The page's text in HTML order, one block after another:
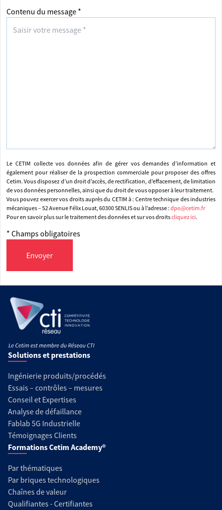
Contenu du message *
Le CETIM collecte vos données afin de gérer vos demandes d’information et
également pour réaliser de la prospection commerciale pour proposer des offres
Cetim. Vous disposez d’un droit d’accès, de rectification, d’effacement, de limitation
de vos données personnelles, ainsi que du droit de vous opposer à leur traitement.
Vous pouvez exercer vos droits auprès du CETIM à : Centre technique des industries
mécaniques – 52 Avenue Félix Louat, 60300 SENLIS ou à l’adresse : dpo@cetim.fr
Pour en savoir plus sur le traitement des données et sur vos droitscliquez ici.
* Champs obligatoires
Envoyer
Solutions et prestations
Ingénierie produits/procédés
Essais – contrôles – mesures
Conseil et Expertises
Analyse de défaillance
Fablab 5G Industrielle
Témoignages Clients
Formations Cetim Academy®
Par thématiques
Par briques technologiques
Chaînes de valeur
Qualifiantes - Certifiantes